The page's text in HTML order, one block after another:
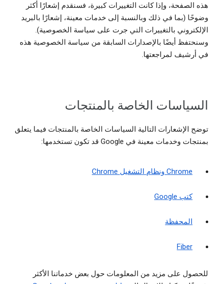
هذه الصفحة، وإذا كانت التغييرات كبيرة، فسنقدم إشعارًا أكثر
وضوحًا (بما في ذلك وبالنسبة إلى خدمات معينة، إشعارًا بالبريد
الإلكتروني بالتغييرات التي جرت على سياسة الخصوصية).
وسنحتفظ أيضًا بالإصدارات السابقة من سياسة الخصوصية هذه
في أرشيف لمراجعتها.
السياسات الخاصة بالمنتجات
توضح الإشعارات التالية السياسات الخاصة بالمنتجات فيما يتعلق
بمنتجات وخدمات معينة في Google قد تكون تستخدمها:
Chrome ونظام التشغيل Chrome
كتب Google
المحفظة
Fiber
للحصول على مزيد من المعلومات حول بعض خدماتنا الأكثر